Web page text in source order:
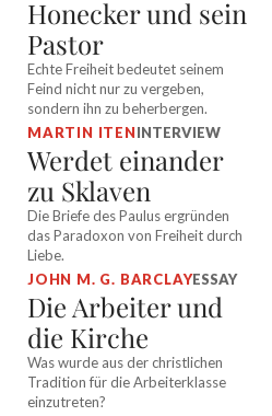
Honecker und sein
Pastor
Echte Freiheit bedeutet seinem
Feind nicht nur zu vergeben,
sondern ihn zu beherbergen.
MARTIN ITENINTERVIEW
Werdet einander
zu Sklaven
Die Briefe des Paulus ergründen
das Paradoxon von Freiheit durch
Liebe.
JOHN M. G. BARCLAYESSAY
Die Arbeiter und
die Kirche
Was wurde aus der christlichen
Tradition für die Arbeiterklasse
einzutreten?